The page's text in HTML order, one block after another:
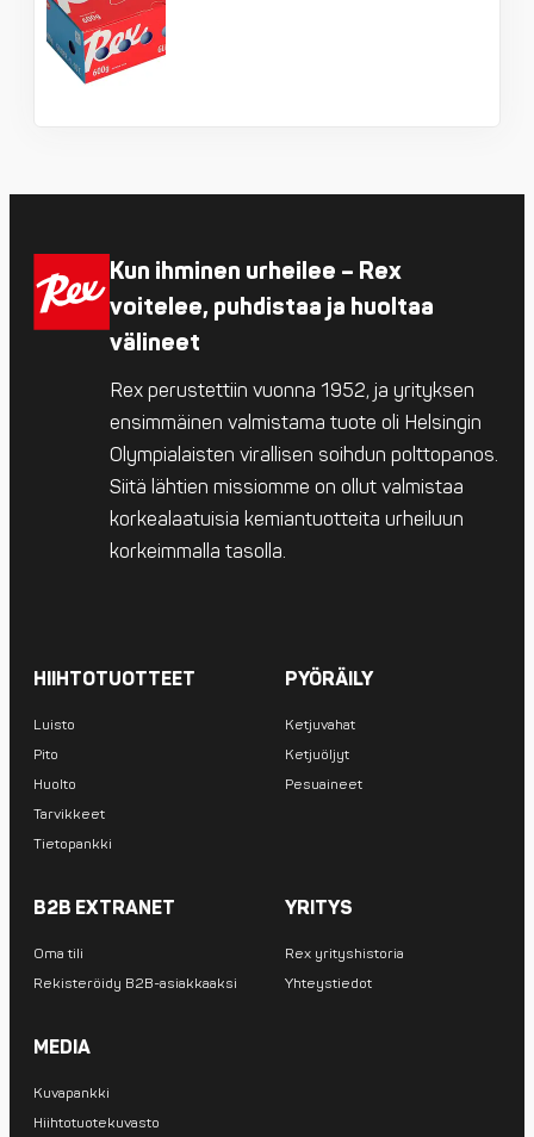
Kun ihminen urheilee – Rex
voitelee, puhdistaa ja huoltaa
välineet
Rex perustettiin vuonna 1952, ja yrityksen
ensimmäinen valmistama tuote oli Helsingin
Olympialaisten virallisen soihdun polttopanos.
Siitä lähtien missiomme on ollut valmistaa
korkealaatuisia kemiantuotteita urheiluun
korkeimmalla tasolla.
HIIHTOTUOTTEET
Luisto
Pito
Huolto
Tarvikkeet
Tietopankki
PYÖRÄILY
Ketjuvahat
Ketjuöljyt
Pesuaineet
B2B EXTRANET
Oma tili
Rekisteröidy B2B-asiakkaaksi
YRITYS
Rex yrityshistoria
Yhteystiedot
MEDIA
Kuvapankki
Hiihtotuotekuvasto